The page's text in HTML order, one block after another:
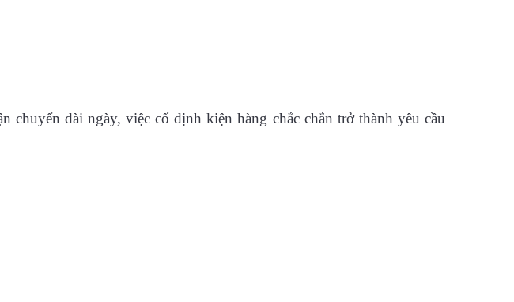
chuyển dài ngày, việc cố định kiện hàng chắc chắn trở thành yêu cầu